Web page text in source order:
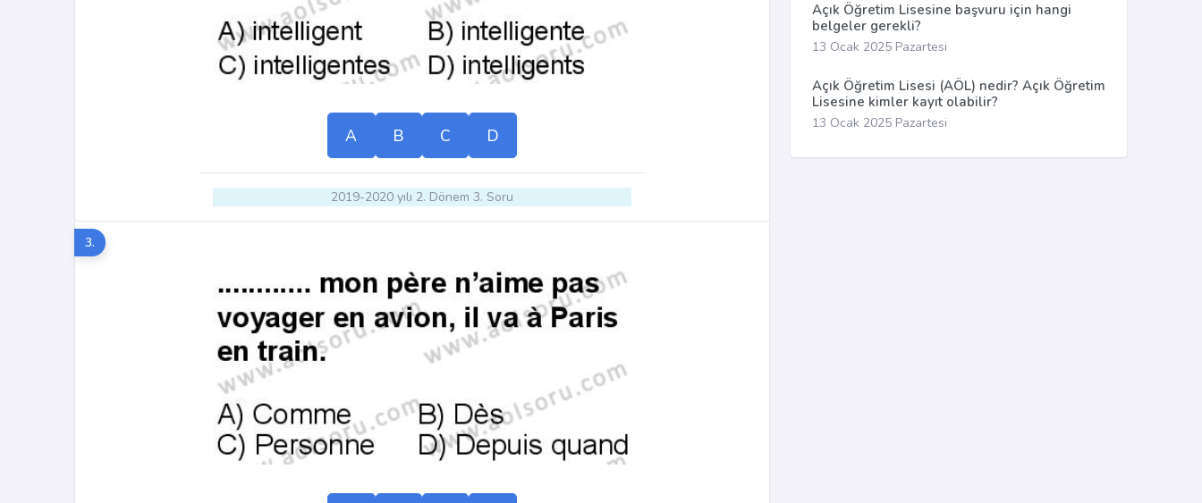
A B C D
2019-2020 yılı 2. Dönem 3. Soru
3.
Açık Öğretim Lisesine başvuru için hangi
belgeler gerekli?
13 Ocak 2025 Pazartesi
Açık Öğretim Lisesi (AÖL) nedir? Açık Öğretim
Lisesine kimler kayıt olabilir?
13 Ocak 2025 Pazartesi